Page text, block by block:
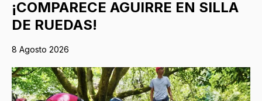
¡COMPARECE AGUIRRE EN SILLA
DE RUEDAS!
8 Agosto 2026